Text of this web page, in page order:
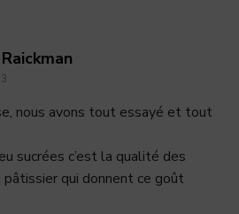
nous avons tout essayé et tout
sucrées c’est la qualité des
qui donnent ce goût